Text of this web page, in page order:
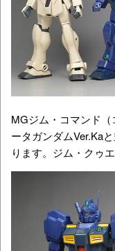
MGジム・コマンド
ータガンダムVer.Ka
ります。ジム・クゥ